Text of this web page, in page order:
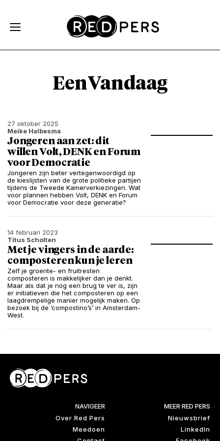
EenVandaag
27 oktober 2025
Meike Halbesma
Jongeren aan zet: dit
willen Volt, DENK en Forum
voor Democratie
Jongeren zijn beter vertegenwoordigd op
de kieslijsten van de grote politieke partijen
tijdens de Tweede Kamerverkiezingen. Wat
voor plannen hebben Volt, DENK en Forum
voor Democratie voor deze generatie?
14 februari 2023
Titus Scholten
Met je vingers in de aarde:
composteren kun je leren
Zelf je groente- en fruitresten
composteren is makkelijker dan je denkt.
Maar als dat je nog een brug te ver is, zijn
er initiatieven die het composteren op een
laagdrempelige manier mogelijk maken. Op
bezoek bij de ‘compostino’s’ in Amsterdam-
West.
NAVIGEER
Over Red Pers
Meedoen
MEER RED PERS
Nieuwsbrief
LinkedIn